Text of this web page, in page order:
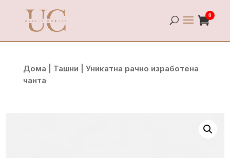
0
Дома Ташни | Уникатна рачно изработена
чанта